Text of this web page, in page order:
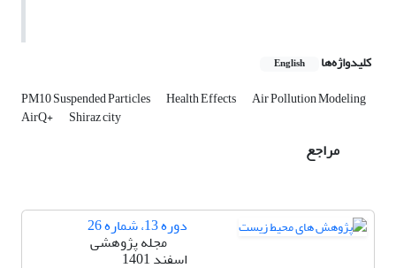
کلیدواژه‌ها English
PM10 Suspended Particles Health Effects Air Pollution Modeling
AirQ+ Shiraz city
مراجع
دوره 13، شماره 26
مجله پژوهشی
اسفند 1401